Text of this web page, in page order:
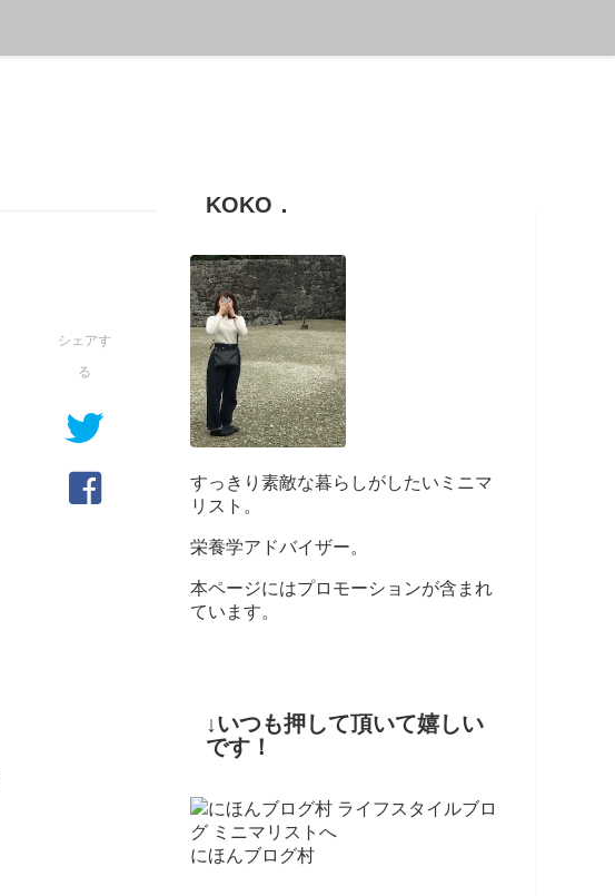
シェアす
る
KOKO．
すっきり素敵な暮らしがしたいミニマ
リスト。
栄養学アドバイザー。
本ページにはプロモーションが含まれ
ています。
↓いつも押して頂いて嬉しい
です！
にほんブログ村